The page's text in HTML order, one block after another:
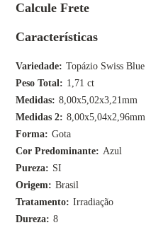
Características
Variedade
Topázio Swiss Blue
Peso Total
1,71 ct
Medidas
8,00x5,02x3,21mm
Medidas 2
8,00x5,04x2,96mm
Forma
Gota
Cor Predominante
Azul
Pureza
SI
Origem
Brasil
Tratamento
Irradiação
Dureza
8
Calcule Frete